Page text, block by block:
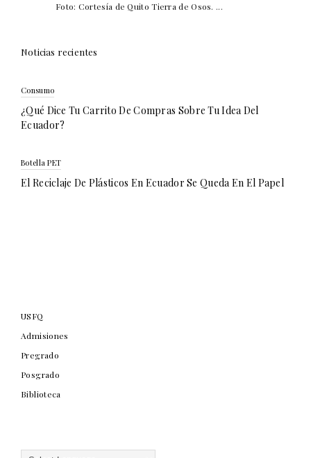
Foto: Cortesía de Quito Tierra de Osos. ...
Noticias recientes
Consumo
¿Qué Dice Tu Carrito De Compras Sobre Tu Idea Del
Ecuador?
Botella PET
El Reciclaje De Plásticos En Ecuador Se Queda En El Papel
USFQ
Admisiones
Pregrado
Posgrado
Biblioteca